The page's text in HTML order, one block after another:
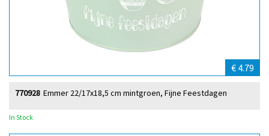
€ 4.79
Emmer 22/17x18,5 cm mintgroen, Fijne Feestdagen
770928
In Stock